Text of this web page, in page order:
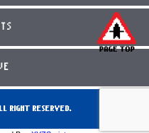
RIGHT RESERVED.